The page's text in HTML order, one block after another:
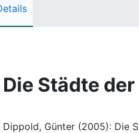
Die Städte
Dippold, Günter (2005): Die